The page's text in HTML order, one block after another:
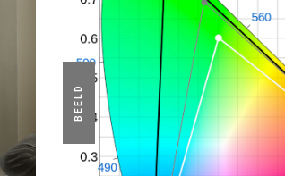
BEELD